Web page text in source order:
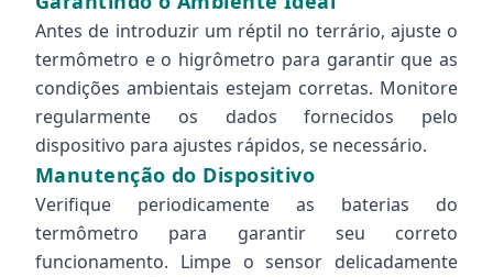
Antes de introduzir um réptil no terrário, ajuste o
termômetro e o higrômetro para garantir que as
condições ambientais estejam corretas. Monitore
regularmente os dados fornecidos pelo
dispositivo para ajustes rápidos, se necessário.
Manutenção do Dispositivo
Verifique periodicamente as baterias do
termômetro para garantir seu correto
funcionamento. Limpe o sensor delicadamente